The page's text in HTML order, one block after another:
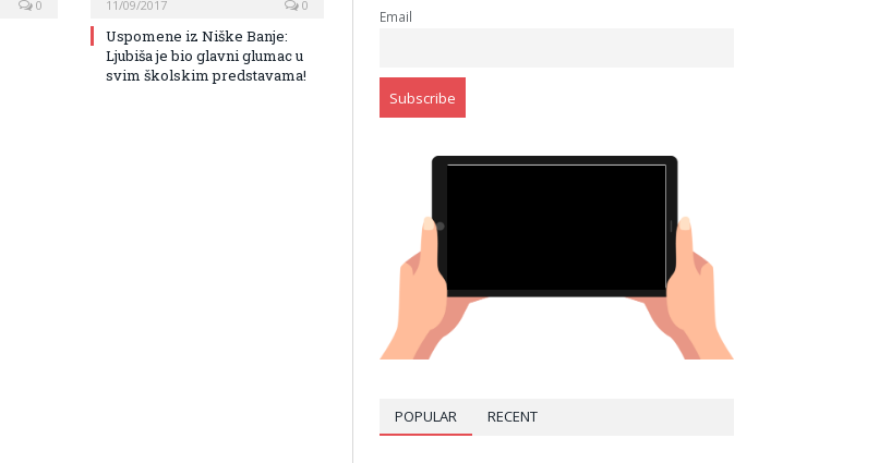
0 11/09/2017 0
Uspomene iz Niške Banje:
Ljubiša je bio glavni glumac u
svim školskim predstavama!
Email
POPULAR RECENT